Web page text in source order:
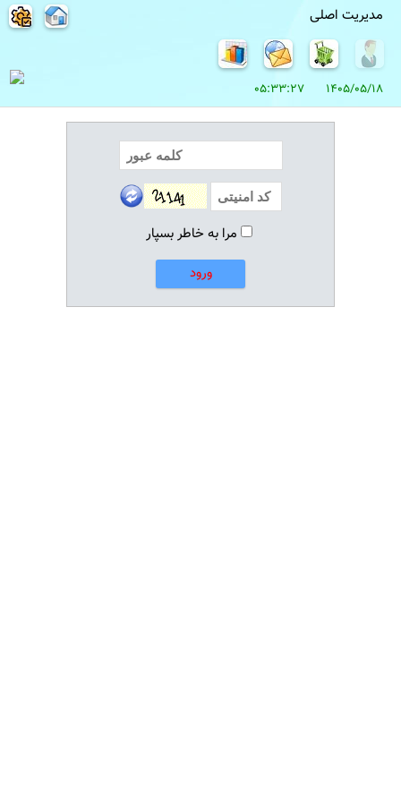
مدیریت اصلی
1405/05/18 05:33:27
مرا به خاطر بسپار